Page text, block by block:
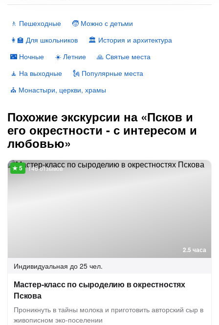
🚶 Пешеходные
🧒 Можно с детьми
👩‍🏫 Для школьников
🏛 История и архитектура
🌃 Ночные
☀️ Летние
🙏 Святые места
🧘 На выходные
🗽 Популярные места
⛪️ Монастыри, церкви, храмы
Похожие экскурсии на «Псков и
его окрестности - с интересом и
любовью»
2.5 часа
146 отзывов
Индивидуальная до 25 чел.
Мастер-класс по сыроделию в окрестностях
Пскова
Проникнуть в тайны молока и приготовить авторский сыр в
живописном эко-поселении